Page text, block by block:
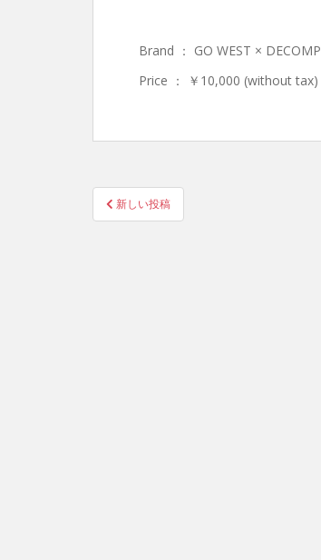
Brand ： GO WEST × DECOMP
Price ： ￥10,000 (without tax)
投
稿
新しい投稿